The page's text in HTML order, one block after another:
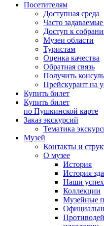
Посетителям
Доступная среда
Часто
Доступ к
Музеи области
Туристам
Оценка качества
Обратная связь
Получить
Прейскурант на
Купить билет
Купить билет
по Пушкинской карте
Заказ экскурсий
Тематика
Музей
Контакты и
О музее
История
История
Наши
Коллекции
Музейные